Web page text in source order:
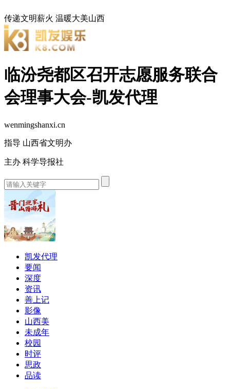
传递文明薪火 温暖大美山西
临汾尧都区召开志愿服务联合
会理事大会-凯发代理
wenmingshanxi.cn
指导 山西省文明办
主办 科学导报社
凯发代理
要闻
深度
资讯
善上记
影像
山西美
未成年
校园
时评
思政
品读